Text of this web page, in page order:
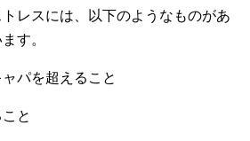
レスには、以下のようなものがあ
す。
パを超えること
と